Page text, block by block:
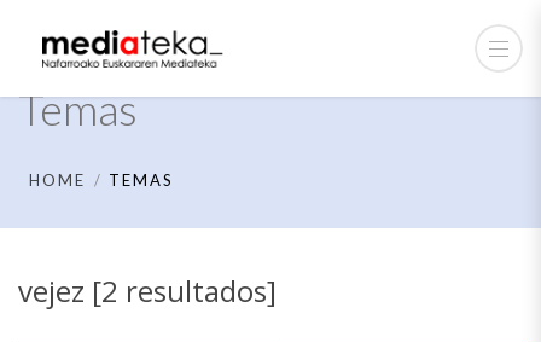
Temas
HOME TEMAS
vejez [2 resultados]